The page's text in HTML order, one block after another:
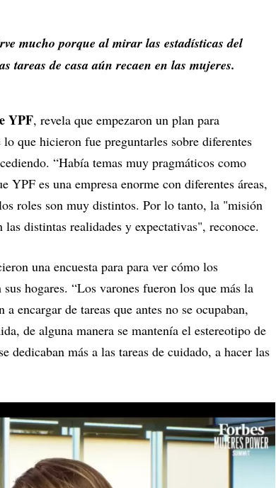
mucho porque al mirar las estadísticas del
tareas de casa aún recaen en las mujeres.
YPF, revela que empezaron un plan para
que hicieron fue preguntarles sobre diferentes
“Había temas muy pragmáticos como
YPF es una empresa enorme con diferentes áreas,
roles son muy distintos. Por lo tanto, la "misión
las distintas realidades y expectativas", reconoce.
una encuesta para para ver cómo los
hogares. “Los varones fueron los que más la
encargar de tareas que antes no se ocupaban,
de alguna manera se mantenía el estereotipo de
dedicaban más a las tareas de cuidado, a hacer las